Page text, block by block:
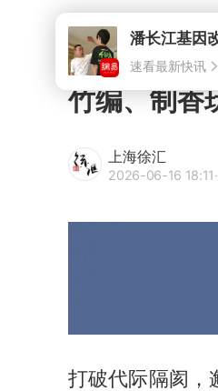
潘长江基因
速看最新快讯
竹编、制香
上海徐汇
2026-06-16 18:11
打破代际隔阂，